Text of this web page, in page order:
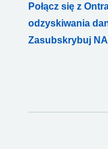
Połącz się z
odzyskiwania
Zasubskrybuj